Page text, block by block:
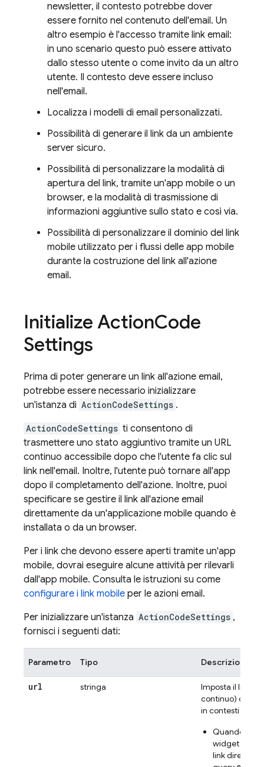
newsletter, il contesto potrebbe dover
essere fornito nel contenuto dell'email. Un
altro esempio è l'accesso tramite link email:
in uno scenario questo può essere attivato
dallo stesso utente o come invito da un altro
utente. Il contesto deve essere incluso
nell'email.
Localizza i modelli di email personalizzati.
Possibilità di generare il link da un ambiente
server sicuro.
Possibilità di personalizzare la modalità di
apertura del link, tramite un'app mobile o un
browser, e la modalità di trasmissione di
informazioni aggiuntive sullo stato e così via.
Possibilità di personalizzare il dominio del link
mobile utilizzato per i flussi delle app mobile
durante la costruzione del link all'azione
email.
Initialize ActionCode
Settings
Prima di poter generare un link all'azione email,
potrebbe essere necessario inizializzare
un'istanza di ActionCodeSettings .
ActionCodeSettings ti consentono di
trasmettere uno stato aggiuntivo tramite un URL
continuo accessibile dopo che l'utente fa clic sul
link nell'email. Inoltre, l'utente può tornare all'app
dopo il completamento dell'azione. Inoltre, puoi
specificare se gestire il link all'azione email
direttamente da un'applicazione mobile quando è
installata o da un browser.
Per i link che devono essere aperti tramite un'app
mobile, dovrai eseguire alcune attività per rilevarli
dall'app mobile. Consulta le istruzioni su come
configurare i link mobile per le azioni email.
Per inizializzare un'istanza ActionCodeSettings ,
fornisci i seguenti dati:
Parametro Tipo Descrizione
url stringa
Imposta il link
continuo) che
in contesti
Quando il
widget di
link diretto